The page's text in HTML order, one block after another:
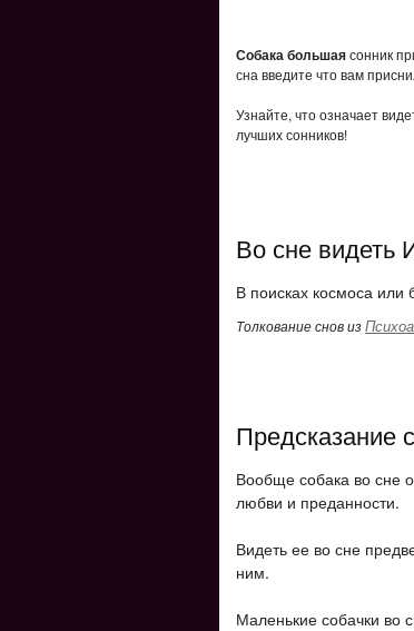
Собака большаясонник
сна введите что вам
Узнайте, что означает
лучших сонников!
Во сне видеть
В поисках космоса или
Толкование снов из
Предсказание
Вообще собака во сне
любви и преданности.
Видеть ее во сне
ним.
Маленькие собачки во